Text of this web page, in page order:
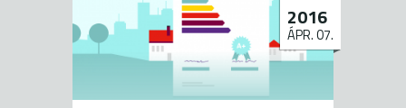
2016
ÁPR. 07.